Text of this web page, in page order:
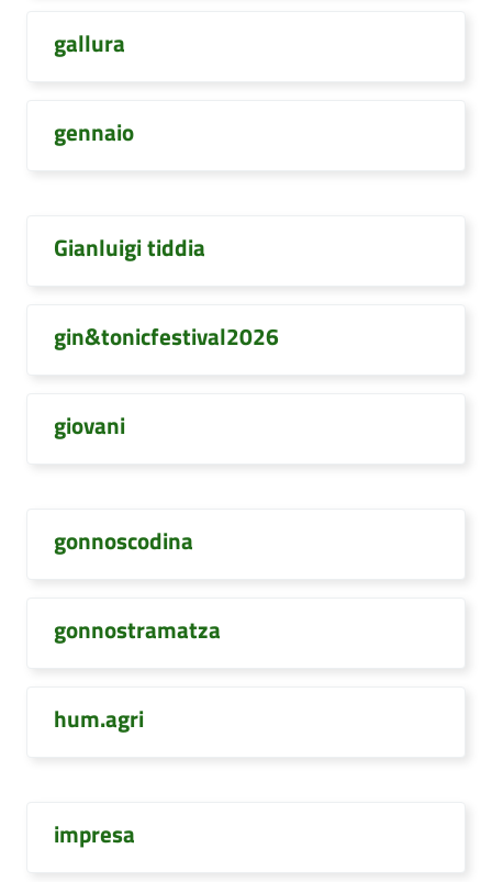
gallura
gennaio
Gianluigi tiddia
gin&tonicfestival2026
giovani
gonnoscodina
gonnostramatza
hum.agri
impresa